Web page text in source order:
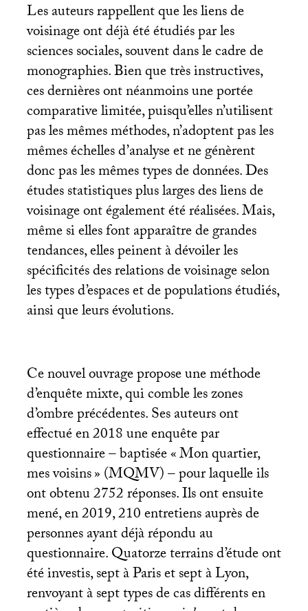
Les auteurs rappellent que les liens de
voisinage ont déjà été étudiés par les
sciences sociales, souvent dans le cadre de
monographies. Bien que très instructives,
ces dernières ont néanmoins une portée
comparative limitée, puisqu’elles n’utilisent
pas les mêmes méthodes, n’adoptent pas les
mêmes échelles d’analyse et ne génèrent
donc pas les mêmes types de données. Des
études statistiques plus larges des liens de
voisinage ont également été réalisées. Mais,
même si elles font apparaître de grandes
tendances, elles peinent à dévoiler les
spécificités des relations de voisinage selon
les types d’espaces et de populations étudiés,
ainsi que leurs évolutions.
Ce nouvel ouvrage propose une méthode
d’enquête mixte, qui comble les zones
d’ombre précédentes. Ses auteurs ont
effectué en 2018 une enquête par
questionnaire – baptisée «Mon quartier,
mes voisins» (MQMV) – pour laquelle ils
ont obtenu 2752 réponses. Ils ont ensuite
mené, en 2019, 210 entretiens auprès de
personnes ayant déjà répondu au
questionnaire. Quatorze terrains d’étude ont
été investis, sept à Paris et sept à Lyon,
renvoyant à sept types de cas différents en